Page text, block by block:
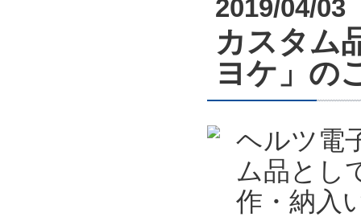
2019/04/03
カスタム
ヨケ」の
ヘルツ電
ム品とし
作・納入